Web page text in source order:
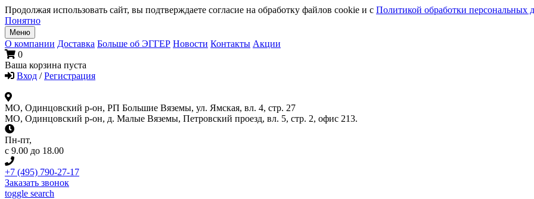
Продолжая использовать сайт, вы подтверждаете согласие на обработку файлов cookie и с Политикой обработки персональных
Понятно
Меню
О компании Доставка Больше об ЭГГЕР Новости Контакты Акции
0
Ваша корзина пуста
Вход / Регистрация
МО, Одинцовский р-он, РП Большие Вяземы, ул. Ямская, вл. 4, стр. 27
МО, Одинцовский р-он, д. Малые Вяземы, Петровский проезд, вл. 5, стр. 2, офис 213.
Пн-пт,
с 9.00 до 18.00
+7 (495) 790-27-17
Заказать звонок
toggle search